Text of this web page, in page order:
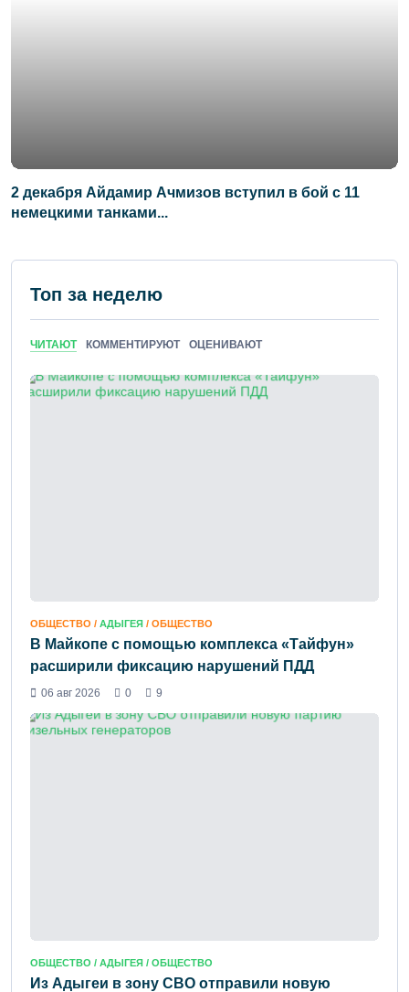
2 декабря Айдамир Ачмизов вступил в бой с 11
немецкими танками...
Топ за неделю
ЧИТАЮТ КОММЕНТИРУЮТ ОЦЕНИВАЮТ
ОБЩЕСТВО / АДЫГЕЯ / ОБЩЕСТВО
В Майкопе с помощью комплекса «Тайфун»
расширили фиксацию нарушений ПДД
06 авг 2026 0 9
ОБЩЕСТВО / АДЫГЕЯ / ОБЩЕСТВО
Из Адыгеи в зону СВО отправили новую